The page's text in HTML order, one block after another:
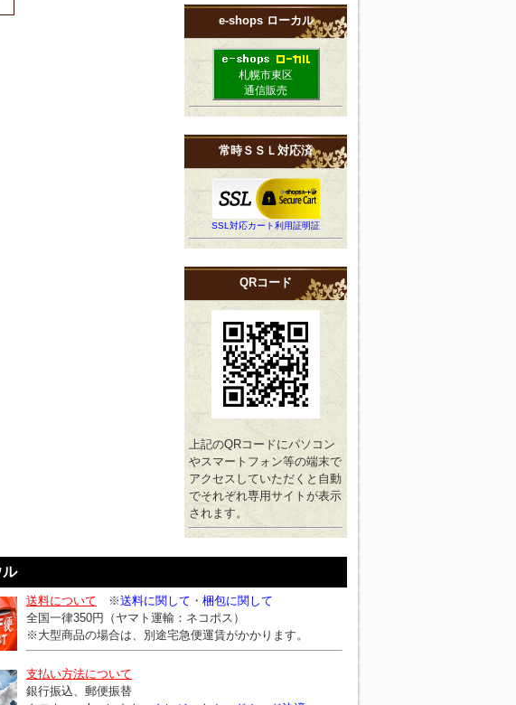
e-shops ローカル
札幌市東区
通信販売
常時ＳＳＬ対応済
SSL対応カート利用証明証
QRコード
上記のQRコードにパソコン
やスマートフォン等の端末で
アクセスしていただくと自動
でそれぞれ専用サイトが表示
されます。
ル
送料について ※送料に関して ・ 梱包に関して
全国一律350円（ヤマト運輸：ネコポス）
※大型商品の場合は、別途宅急便運賃がかかります。
支払い方法について
銀行振込、郵便振替